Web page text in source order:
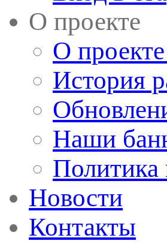
О проекте
О
История
Наши
Политика
Новости
Контакты